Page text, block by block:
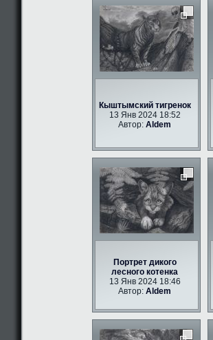
Кыштымский тигренок
13 Янв 2024 18:52
Автор:Aldem
Портрет дикого
лесного котенка
13 Янв 2024 18:46
Автор:Aldem